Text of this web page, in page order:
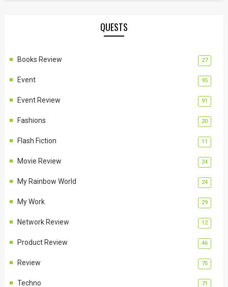
QUESTS
Books Review 27
Event 95
Event Review 91
Fashions 20
Flash Fiction 11
Movie Review 24
My Rainbow World 24
My Work 29
Network Review 12
Product Review 46
Review 75
Techno 71